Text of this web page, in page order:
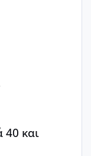
40 και